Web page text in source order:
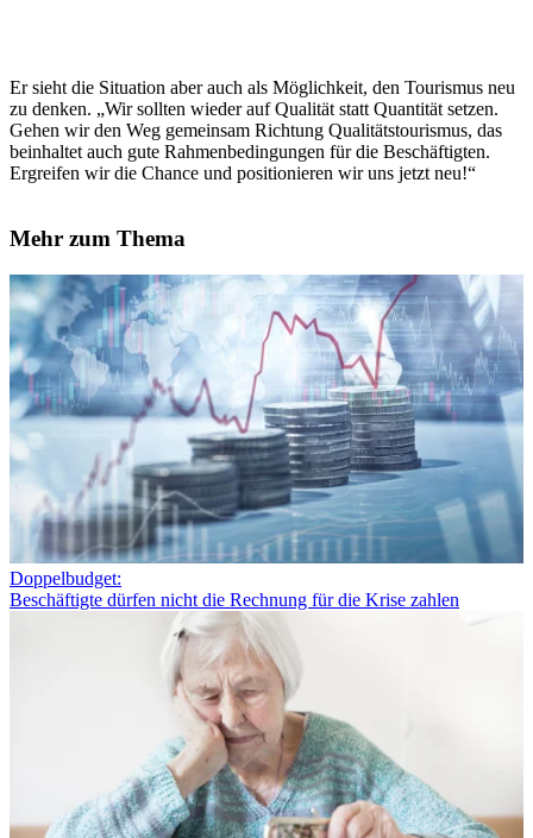
Er sieht die Situation aber auch als Möglichkeit, den Tourismus neu
zu denken. „Wir sollten wieder auf Qualität statt Quantität setzen.
Gehen wir den Weg gemeinsam Richtung Qualitätstourismus, das
beinhaltet auch gute Rahmenbedingungen für die Beschäftigten.
Ergreifen wir die Chance und positionieren wir uns jetzt neu!“
Mehr zum Thema
Doppelbudget:
Beschäftigte dürfen nicht die Rechnung für die Krise zahlen